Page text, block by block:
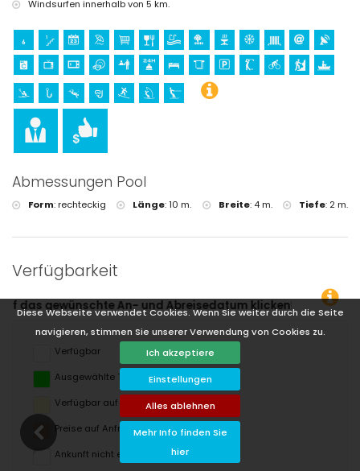
Diese Webseite verwendet Cookies. Wenn Sie weiter durch die Seite
navigieren, stimmen Sie unserer Verwendung von Cookies zu.
Ich akzeptiere
Einstellungen
Alles ablehnen
Mehr Info finden Sie
hier
Windsurfen innerhalb von 5 km.
Abmessungen Pool
Form:rechteckig Länge:10 m. Breite: 4 m. Tiefe: 2 m.
Verfügbarkeit
klicken!
Verfügbar
Ausgewählte Termine
Verfügbar auf Anfrage
Preise auf Anfrage
Ankunft nicht erlaubt